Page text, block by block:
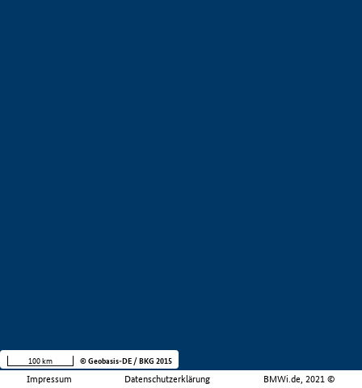
Impressum Datenschutzerklärung BMWi.de, 2021 ©
100 km © Geobasis-DE / BKG 2015